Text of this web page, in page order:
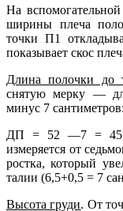
На
ширины плеча
точки П1
показывает скос
Длина полочки до
снятую мерку —
минус 7 сантиметров:
ДП = 52 —7 = 45
измеряется от
ростка, который
талии (6,5+0,5 = 7
Высота груди. От